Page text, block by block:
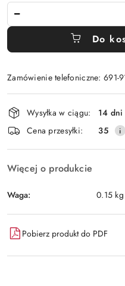
Do
Zamówienie telefoniczne: 691-
Dostępność
i
dostawa
Wysyłka w ciągu:
14 dni
Cena przesyłki:
35
Więcej o produkcie
Waga: 0.15 kg
Pobierz produkt do PDF